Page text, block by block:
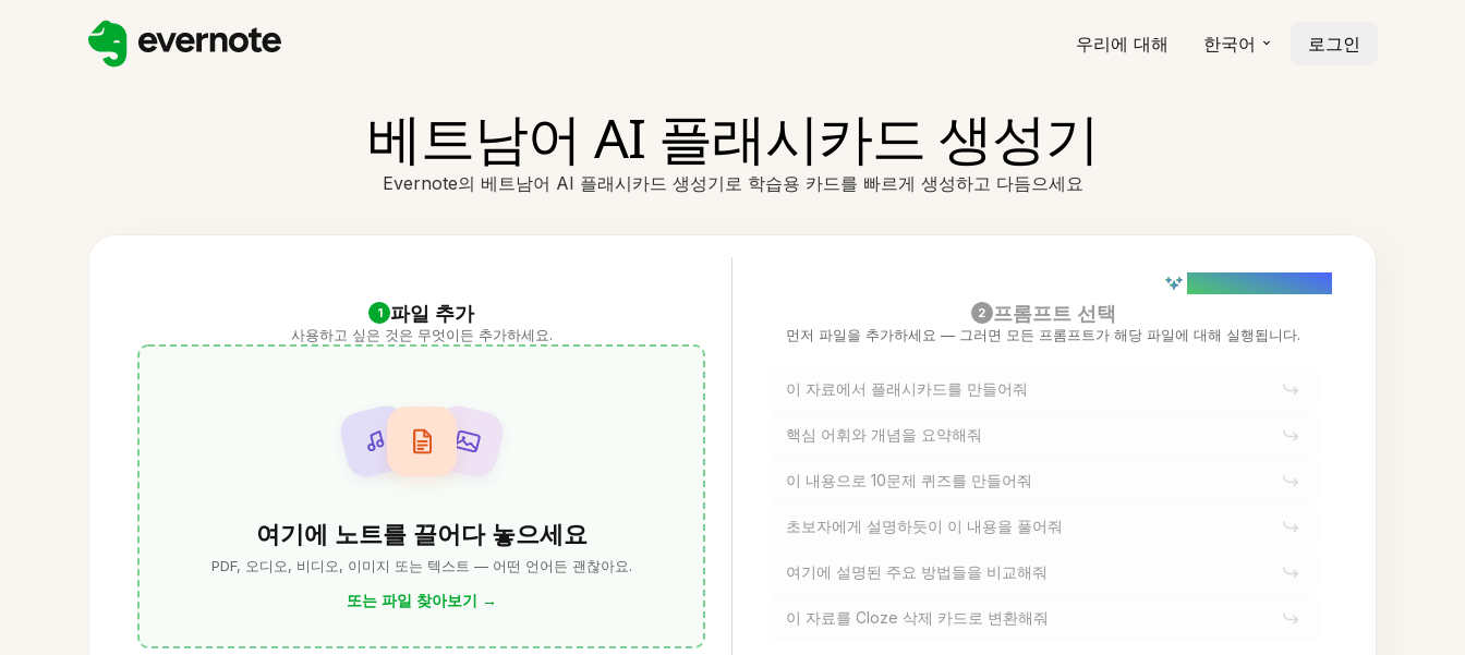
우리에 대해 한국어 로그인
베트남어 AI 플래시카드 생성기
Evernote의 베트남어 AI 플래시카드 생성기로 학습용 카드를 빠르게 생성하고 다듬으세요
1 파일 추가
사용하고 싶은 것은 무엇이든 추가하세요.
여기에 노트를 끌어다 놓으세요
PDF, 오디오, 비디오, 이미지 또는 텍스트 — 어떤 언어든 괜찮아요.
또는 파일 찾아보기 →
2 프롬프트 선택
먼저 파일을 추가하세요 — 그러면 모든 프롬프트가 해당 파일에 대해 실행됩니다.
이 자료에서 플래시카드를 만들어줘
핵심 어휘와 개념을 요약해줘
이 내용으로 10문제 퀴즈를 만들어줘
초보자에게 설명하듯이 이 내용을 풀어줘
여기에 설명된 주요 방법들을 비교해줘
이 자료를 Cloze 삭제 카드로 변환해줘